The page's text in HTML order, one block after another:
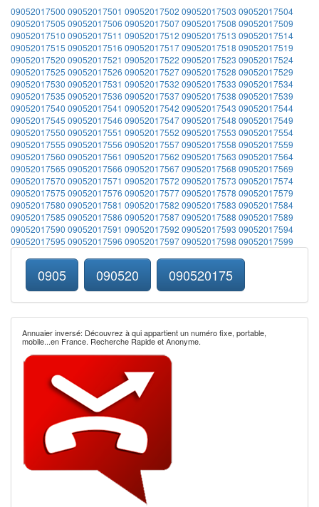
09052017500 09052017501 09052017502 09052017503 09052017504
09052017505 09052017506 0905201750709052017508 09052017509
09052017510 09052017511 09052017512 09052017513 09052017514
09052017515 09052017516 0905201751709052017518 09052017519
09052017520 09052017521 09052017522 09052017523 09052017524
09052017525 09052017526 0905201752709052017528 09052017529
09052017530 09052017531 09052017532 09052017533 09052017534
09052017535 09052017536 0905201753709052017538 09052017539
09052017540 09052017541 09052017542 09052017543 09052017544
09052017545 09052017546 0905201754709052017548 09052017549
09052017550 09052017551 09052017552 09052017553 09052017554
09052017555 09052017556 0905201755709052017558 09052017559
09052017560 09052017561 09052017562 09052017563 09052017564
09052017565 09052017566 0905201756709052017568 09052017569
09052017570 09052017571 09052017572 09052017573 09052017574
09052017575 09052017576 0905201757709052017578 09052017579
09052017580 09052017581 09052017582 09052017583 09052017584
09052017585 09052017586 0905201758709052017588 09052017589
09052017590 09052017591 09052017592 09052017593 09052017594
09052017595 09052017596 0905201759709052017598 09052017599
0905 090520 090520175
Annuaier inversé: Découvrez à qui appartient un numéro fixe, portable,
mobile...en France. Recherche Rapide et Anonyme.